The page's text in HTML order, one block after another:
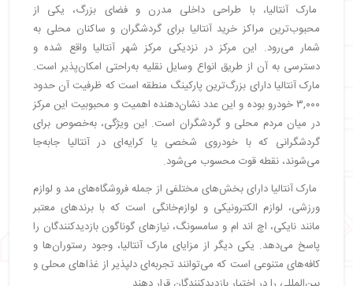
مارک آنتالیا، با طراحی داخلی مدرن و فضای بزرگ، یکی از
محبوب‌ترین مراکز خرید آنتالیا برای گردشگران و ساکنان محلی به
شمار می‌رود. این مرکز در نزدیکی مرکز شهر آنتالیا واقع شده و
دسترسی به آن از طریق انواع وسایل نقلیه به‌راحتی امکان‌پذیر است.
مارک آنتالیا دارای بزرگ‌ترین پارکینگ منطقه است که ظرفیت آن حدود
۳,۰۰۰ خودرو بوده و این عدد نشان‌دهنده اهمیت و محبوبیت این مرکز
در میان مردم محلی و گردشگران است. این ویژگی، به‌خصوص برای
گردشگرانی که با خودروی شخصی یا کرایه‌ای در آنتالیا جابه‌جا
می‌شوند، نقطه قوت محسوب می‌شود.
مارک آنتالیا دارای بخش‌های مختلفی از جمله فروشگاه‌های مد و لوازم
ورزشی، لوازم الکترونیکی و لوازم‌خانگی است که با برندهای معتبر
مانند نایکی، اچ اند ام و سامسونگ، نیازهای گوناگون بازدیدکنندگان را
پاسخ می‌دهد. یکی دیگر از مزایای مارک آنتالیا، وجود رستوران‌ها و
کافه‌های متنوعی است که می‌توانند تجربه‌ای دلپذیر از غذاهای محلی و